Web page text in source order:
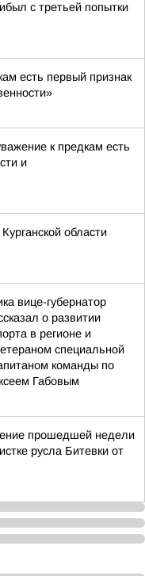
с третьей попытки
есть первый признак
к предкам есть
и
области
вице-губернатор
о развитии
в регионе и
специальной
команды по
Габовым
прошедшей недели
русла Битевки от